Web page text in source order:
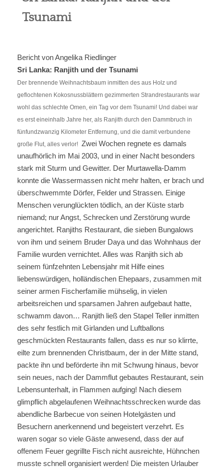
Berufe
Community
Reisen
Kultur
Global
Über uns
Tsunami
Bericht von Angelika Riedlinger
Sri Lanka: Ranjith und der Tsunami
Der brennende Weihnachtsbaum inmitten des aus Holz und
geflochtenen Kokosnussblättern gezimmerten Strandrestaurants war
wohl das schlechte Omen, ein Tag vor dem Tsunami! Und dabei war
es erst eineinhalb Jahre her, als Ranjith durch den Dammbruch in
fünfundzwanzig Kilometer Entfernung, und die damit verbundene
große Flut, alles verlor! Zwei Wochen regnete es damals
unaufhörlich im Mai 2003, und in einer Nacht besonders
stark mit Sturm und Gewitter. Der Murtawella-Damm
konnte die Wassermassen nicht mehr halten, er brach und
überschwemmte Dörfer, Felder und Strassen. Einige
Menschen verunglückten tödlich, an der Küste starb
niemand; nur Angst, Schrecken und Zerstörung wurde
angerichtet. Ranjiths Restaurant, die sieben Bungalows
von ihm und seinem Bruder Daya und das Wohnhaus der
Familie wurden vernichtet. Alles was Ranjith sich ab
seinem fünfzehnten Lebensjahr mit Hilfe eines
liebenswürdigen, holländischen Ehepaars, zusammen mit
seiner armen Fischerfamilie mühselig, in vielen
arbeitsreichen und sparsamen Jahren aufgebaut hatte,
schwamm davon… Ranjith ließ den Stapel Teller inmitten
des sehr festlich mit Girlanden und Luftballons
geschmückten Restaurants fallen, dass es nur so klirrte,
eilte zum brennenden Christbaum, der in der Mitte stand,
packte ihn und beförderte ihn mit Schwung hinaus, bevor
sein neues, nach der Dammflut gebautes Restaurant, sein
Lebensunterhalt, in Flammen aufging! Nach diesem
glimpflich abgelaufenen Weihnachtsschrecken wurde das
abendliche Barbecue von seinen Hotelgästen und
Besuchern anerkennend und begeistert verzehrt. Es
waren sogar so viele Gäste anwesend, dass der auf
offenem Feuer gegrillte Fisch nicht ausreichte, Hühnchen
musste schnell organisiert werden! Die meisten Urlauber